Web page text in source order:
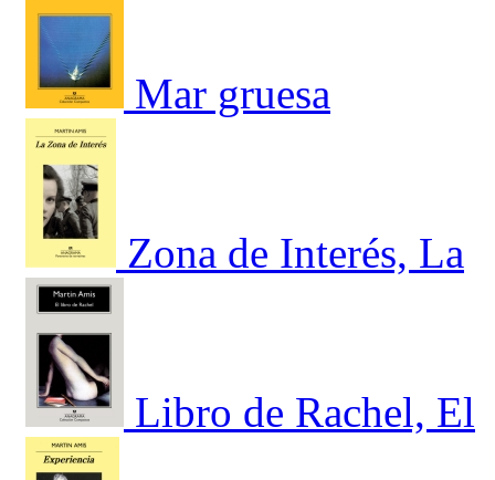
Mar gruesa
Zona de Interés, La
Libro de Rachel, El